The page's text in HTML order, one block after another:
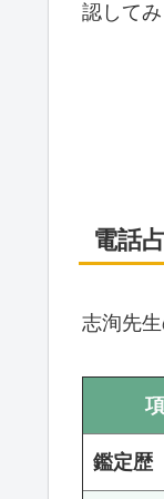
認してみ
電話
志洵先
鑑定歴